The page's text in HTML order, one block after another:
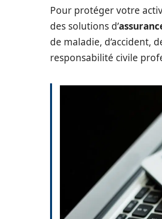
Pour protéger votre
des solutions d’
de maladie, d’accident,
responsabilité civile